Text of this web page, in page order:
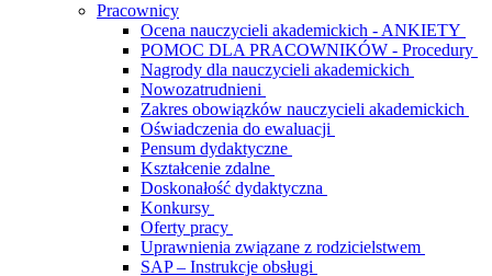
Pracownicy
Ocena nauczycieli akademickich - ANKIETY
POMOC DLA PRACOWNIKÓW - Procedury
Nagrody dla nauczycieli akademickich
Nowozatrudnieni
Zakres obowiązków nauczycieli akademickich
Oświadczenia do ewaluacji
Pensum dydaktyczne
Kształcenie zdalne
Doskonałość dydaktyczna
Konkursy
Oferty pracy
Uprawnienia związane z rodzicielstwem
SAP – Instrukcje obsługi